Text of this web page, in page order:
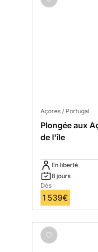
Açores / Portugal
Plongée aux
de l'île
En liberté
8 jours
Dès
1 539€